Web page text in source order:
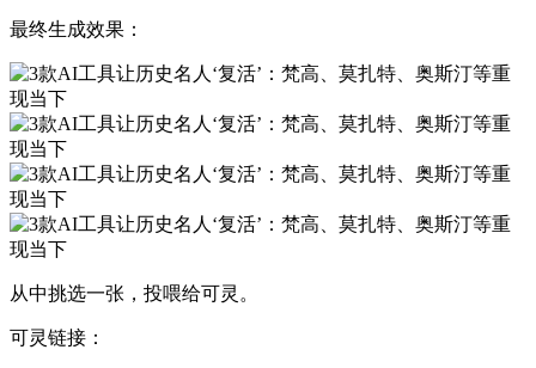
最终生成效果：
从中挑选一张，投喂给可灵。
可灵链接：